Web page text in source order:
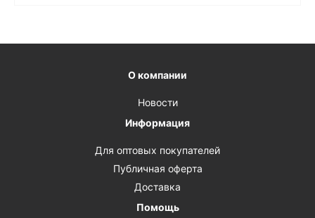
О компании
Новости
Информация
Для оптовых покупателей
Публичная оферта
Доставка
Помощь